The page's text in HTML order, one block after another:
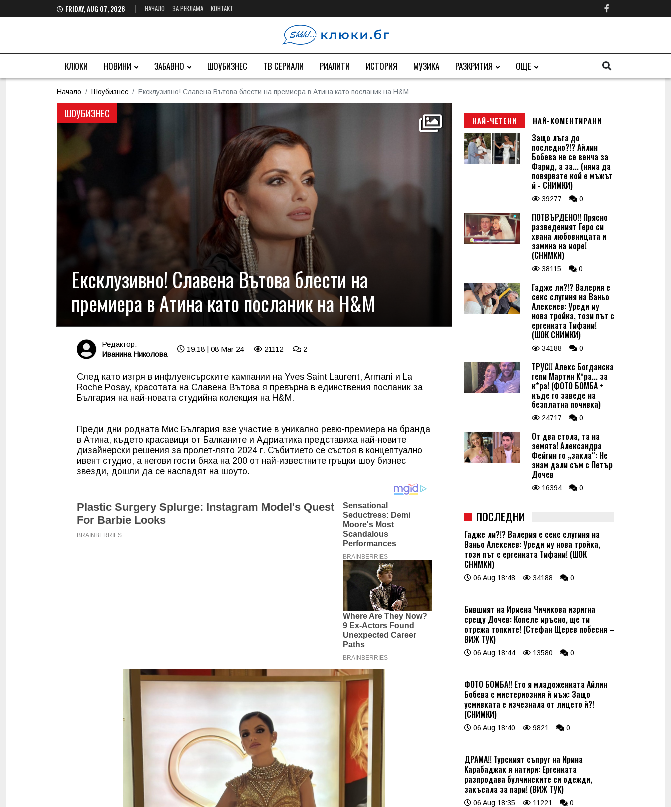
FRIDAY, AUG 07, 2026 НАЧАЛО ЗА РЕКЛАМА КОНТАКТ
КЛЮКИ НОВИНИ ЗАБАВНО ШОУБИЗНЕС ТВ СЕРИАЛИ РИАЛИТИ ИСТОРИЯ МУЗИКА РАЗКРИТИЯ ОЩЕ
Начало Шоубизнес Ексклузивно! Славена Вътова блести на премиера в Атина като посланик на H&M
ШОУБИЗНЕС
Ексклузивно! Славена Вътова блести на
премиера в Атина като посланик на H&M
Редактор:
Иванина Николова
19:18 | 08 Mar 24 21112 2
След като изгря в инфлуенсърските кампании на Yves Saint Laurent, Armani и La
Roche Posay, красотата на Славена Вътова я превърна в единствения посланик за
България на най-новата студийна колекция на H&M.
Преди дни родната Мис България взе участие в уникално ревю-премиера на бранда
в Атина, където красавици от Балканите и Адриатика представиха най-новите
дизайнерски решения за пролет-лято 2024 г. Събитието се състоя в концептуално
ивент студио, а негови гости бяха на 200 от най-известните гръцки шоу бизнес
звезди, дошли да се насладят на шоуто.
НАЙ-ЧЕТЕНИ НАЙ-КОМЕНТИРАНИ
Защо лъга до
последно?!? Айлин
Бобева не се венча за
Фарид, а за... (няма да
повярвате кой е мъжът
й - СНИМКИ)
39277 0
ПОТВЪРДЕНО!! Прясно
разведеният Геро си
хвана любовницата и
замина на море!
(СНИМКИ)
38115 0
Гадже ли?!? Валерия е
секс слугиня на Ваньо
Алексиев: Уреди му
нова тройка, този път с
ергенката Тифани!
(ШОК СНИМКИ)
34188 0
ТРУС!! Алекс Богданска
гепи Мартин К*ра... за
к*ра! (ФОТО БОМБА +
къде го заведе на
безплатна почивка)
24717 0
От два стола, та на
земята! Александра
Фейгин го „закла“: Не
знам дали съм с Петър
Дочев
16394 0
ПОСЛЕДНИ
Гадже ли?!? Валерия е секс слугиня на
Ваньо Алексиев: Уреди му нова тройка,
този път с ергенката Тифани! (ШОК
СНИМКИ)
06 Aug 18:48 34188 0
Бившият на Ирмена Чичикова изригна
срещу Дочев: Копеле мръсно, ще ти
отрежа топките! (Стефан Щерев побесня –
ВИЖ ТУК)
06 Aug 18:44 13580 0
ФОТО БОМБА!! Ето я младоженката Айлин
Бобева с мистериозния й мъж: Защо
усмивката е изчезнала от лицето й?!
(СНИМКИ)
06 Aug 18:40 9821 0
ДРАМА!! Турският съпруг на Ирина
Карабаджак я натири: Ергенката
разпродава булчинските си одежди,
закъсала за пари! (ВИЖ ТУК)
06 Aug 18:35 11221 0